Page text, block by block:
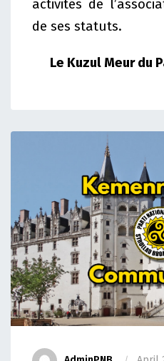
activités de
de ses statuts.
Le Kuzul Meur du